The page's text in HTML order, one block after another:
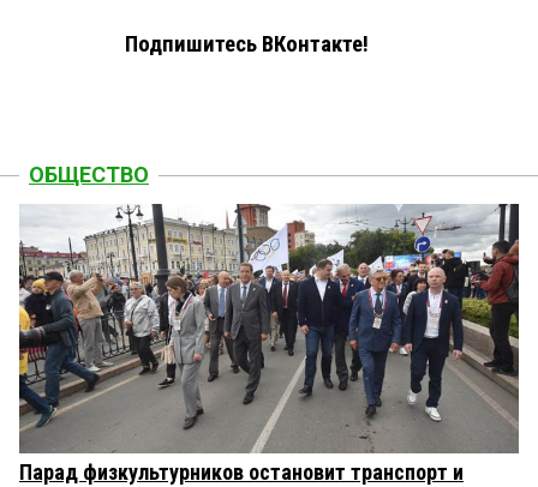
Подпишитесь ВКонтакте!
ОБЩЕСТВО
Парад физкультурников остановит транспорт и